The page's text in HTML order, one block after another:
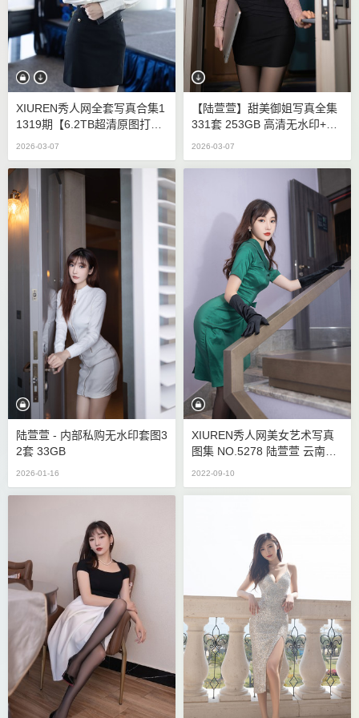
XIUREN秀人网全套写真合集1
1319期【6.2TB超清原图打包
2026-03-07
【陆萱萱】甜美御姐写真全集
331套 253GB 高清无水印+黑
2026-03-07
陆萱萱 - 内部私购无水印套图3
2套 33GB
2026-01-16
XIUREN秀人网美女艺术写真
图集 NO.5278 陆萱萱 云南旅
2022-09-10